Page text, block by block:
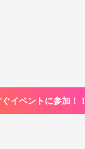
イベントに参加！！